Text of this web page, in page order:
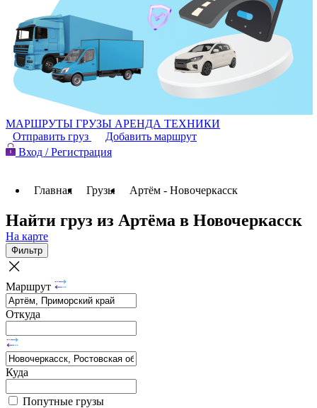
МАРШРУТЫ ГРУЗЫ АРЕНДА ТЕХНИКИ
Отправить груз
Добавить маршрут
Вход / Регистрация
Главная Грузы Артём - Новочеркасск
Найти груз из Артёма в Новочеркасск
На карте
Фильтр
Маршрут
Откуда
Куда
Попутные грузы